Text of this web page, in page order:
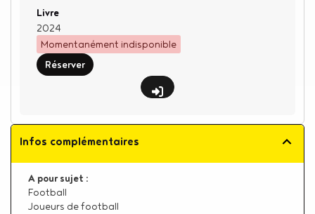
Type de support matériel
Livre
2024
Momentanément indisponible
Réserver
Infos complémentaires
A pour sujet :
Football
Joueurs de football